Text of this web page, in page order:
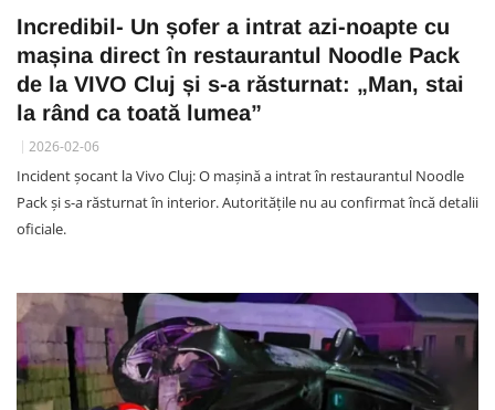
Incredibil- Un șofer a intrat azi-noapte cu
mașina direct în restaurantul Noodle Pack
de la VIVO Cluj și s-a răsturnat: „Man, stai
la rând ca toată lumea”
2026-02-06
Incident șocant la Vivo Cluj: O mașină a intrat în restaurantul Noodle
Pack și s-a răsturnat în interior. Autoritățile nu au confirmat încă detalii
oficiale.